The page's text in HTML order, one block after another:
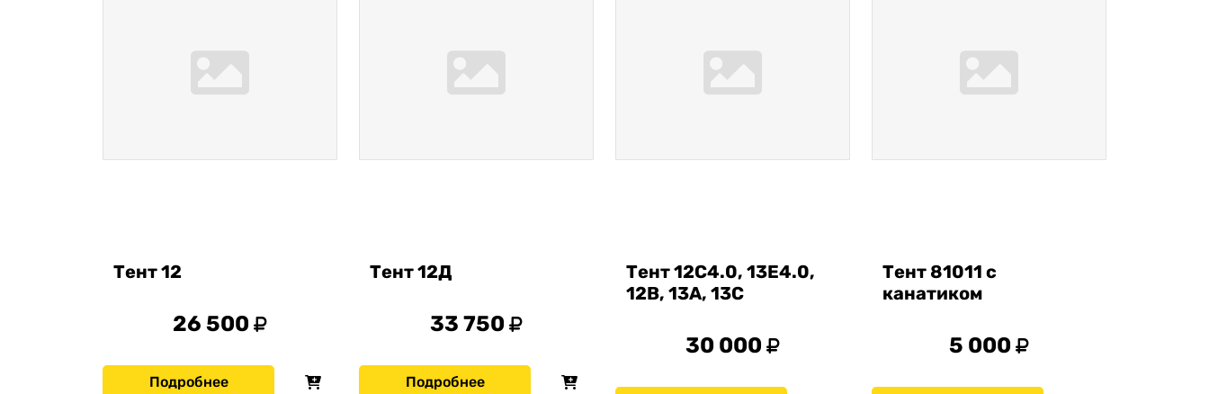
Тент 12
26 500
Подробнее
Тент 12Д
33 750
Подробнее
Тент 12С4.0, 13Е4.0,
12В, 13А, 13С
30 000
Тент 81011 с
канатиком
5 000